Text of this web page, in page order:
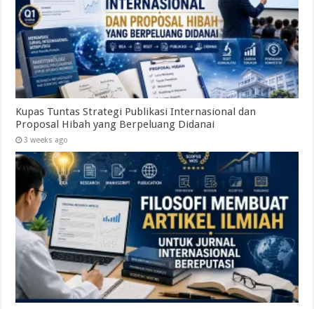
Kupas Tuntas Strategi Publikasi Internasional dan
Proposal Hibah yang Berpeluang Didanai
3 weeks ago